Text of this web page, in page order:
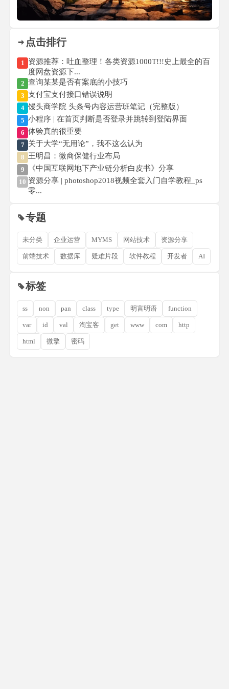
点击排行
1 资源推荐：吐血整理！各类资源1000T!!!史上最全的百
度网盘资源下...
2 查询某某是否有案底的小技巧
3 支付宝支付接口错误说明
4 馒头商学院 头条号内容运营班笔记（完整版）
5 小程序 | 在首页判断是否登录并跳转到登陆界面
6 体验真的很重要
7 关于大学“无用论”，我不这么认为
8 王明昌：微商保健行业布局
9 《中国互联网地下产业链分析白皮书》分享
10 资源分享 | photoshop2018视频全套入门自学教程_ps
零...
专题
未分类 企业运营 MYMS 网站技术 资源分享
前端技术 数据库 疑难片段 软件教程 开发者 AI
标签
ss non pan class type 明言明语 function
var id val 淘宝客 get www com http
html 微擎 密码